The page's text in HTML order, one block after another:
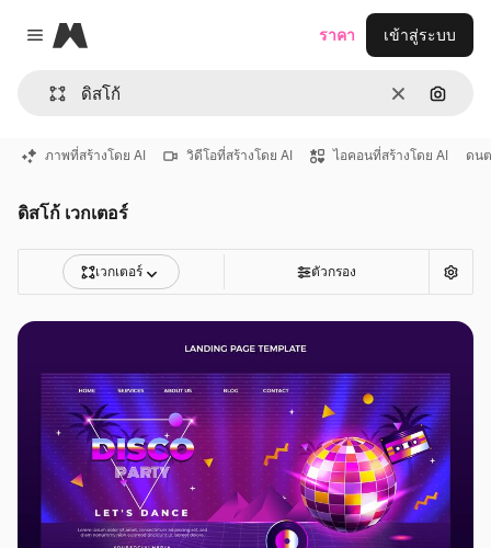
Close menu
Magnific
ชัดเจนค้นหา
ราคา เข้าสู่ระบบ
ภาพที่สร้างโดย AI วิดีโอที่สร้างโดย AI ไอคอนที่สร้างโดย AI ดน
ดิสโก้ เวกเตอร์
เวกเตอร์ ตัวกรอง